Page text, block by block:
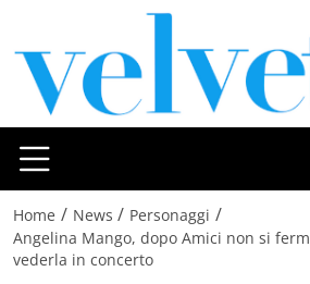
Home / News / Personaggi /
Angelina Mango, dopo Amici non si
vederla in concerto